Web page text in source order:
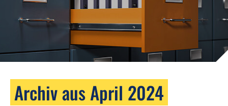
Archiv aus April 2024